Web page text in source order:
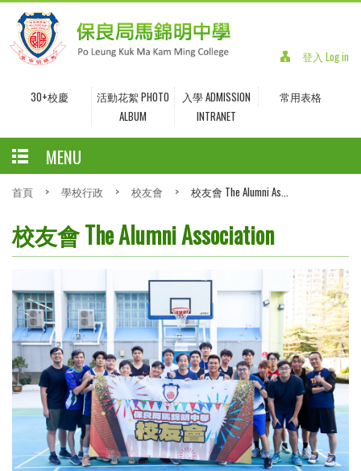
登入 Log in
30+校慶
活動花絮 PHOTO
ALBUM
入學 ADMISSION
常用表格
INTRANET
MENU
首頁 > 學校行政 > 校友會 > 校友會 The Alumni As...
校友會 The Alumni Association